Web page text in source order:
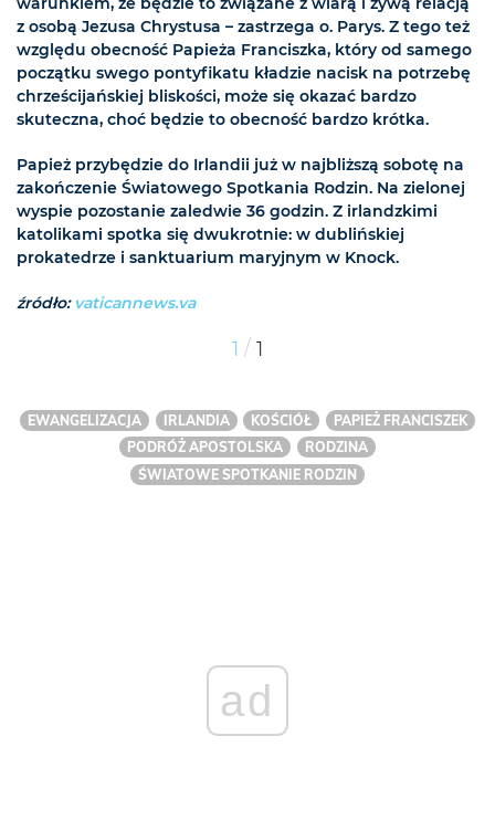
z osobą Jezusa Chrystusa – zastrzega o. Parys. Z tego też
względu obecność Papieża Franciszka, który od samego
początku swego pontyfikatu kładzie nacisk na potrzebę
chrześcijańskiej bliskości, może się okazać bardzo
skuteczna, choć będzie to obecność bardzo krótka.
Papież przybędzie do Irlandii już w najbliższą sobotę na
zakończenie Światowego Spotkania Rodzin. Na zielonej
wyspie pozostanie zaledwie 36 godzin. Z irlandzkimi
katolikami spotka się dwukrotnie: w dublińskiej
prokatedrze i sanktuarium maryjnym w Knock.
źródło: vaticannews.va
1 / 1
EWANGELIZACJA IRLANDIA KOŚCIÓŁ
PAPIEŻ FRANCISZEK
PODRÓŻ APOSTOLSKA
RODZINA
ŚWIATOWE SPOTKANIE RODZIN
ad